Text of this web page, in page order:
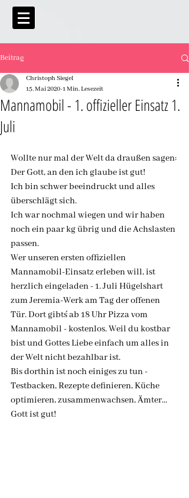
Beitrag
Mannamobil - 1. offizieller Einsatz 1.
Juli
Christoph Siegel
15. Mai 2020 1 Min. Lesezeit
Wollte nur mal der Welt da draußen sagen:
Der Gott, an den ich glaube ist gut!
Ich bin schwer beeindruckt und alles
überschlägt sich.
Ich war nochmal wiegen und wir haben
noch ein paar kg übrig und die Achslasten
passen.
Wer unseren ersten offiziellen
Mannamobil-Einsatz erleben will, ist
herzlich eingeladen - 1. Juli Hügelshart
zum Jeremia-Werk am Tag der offenen
Tür. Dort gibt´s ab 18 Uhr Pizza vom
Mannamobil - kostenlos. Weil du kostbar
bist und Gottes Liebe einfach um alles in
der Welt nicht bezahlbar ist.
Bis dorthin ist noch einiges zu tun -
Testbacken, Rezepte definieren, Küche
optimieren, zusammenwachsen, Ämter...
Gott ist gut!